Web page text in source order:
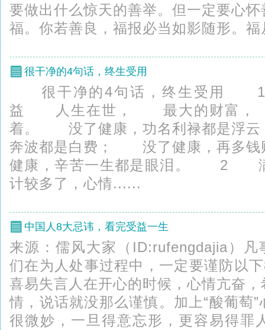
要做出什么惊天的善举。但一定要心
福。你若善良，福报必当如影随形。
很干净的4句话，终生受用
很干净的4句话，终生受用
益 人生在世， 最大的财富，
着。 没了健康，功名利禄都是浮
奔波都是白费； 没了健康，再多
健康，辛苦一生都是眼泪。 2
计较多了，心情......
中国人8大忌讳，看完受益一生
来源：儒风大家（ID:rufengdajia）凡
们在为人处事过程中，一定要谨防以
喜易失言人在开心的时候，心情亢奋
情，说话就没那么谨慎。加上“酸葡萄
很微妙，一旦得意忘形，更容易得罪